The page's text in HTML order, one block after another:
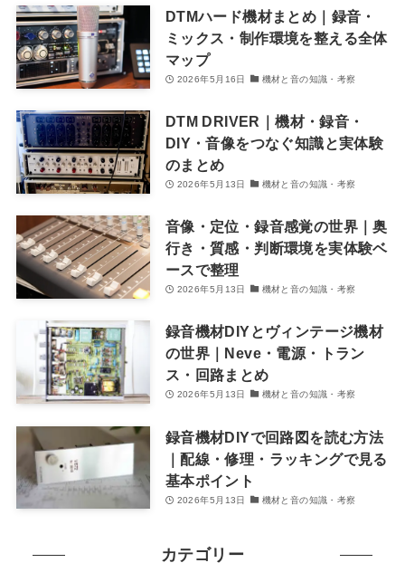
DTMハード機材まとめ｜録音・
ミックス・制作環境を整える全体
マップ
2026年5月16日 機材と音の知識・考察
DTM DRIVER｜機材・録音・
DIY・音像をつなぐ知識と実体験
のまとめ
2026年5月13日 機材と音の知識・考察
音像・定位・録音感覚の世界｜奥
行き・質感・判断環境を実体験ベ
ースで整理
2026年5月13日 機材と音の知識・考察
録音機材DIYとヴィンテージ機材
の世界｜Neve・電源・トラン
ス・回路まとめ
2026年5月13日 機材と音の知識・考察
録音機材DIYで回路図を読む方法
｜配線・修理・ラッキングで見る
基本ポイント
2026年5月13日 機材と音の知識・考察
カテゴリー